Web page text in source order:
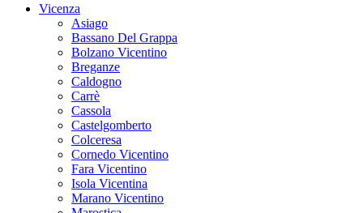
Vicenza
Asiago
Bassano Del Grappa
Bolzano Vicentino
Breganze
Caldogno
Carrè
Cassola
Castelgomberto
Colceresa
Cornedo Vicentino
Fara Vicentino
Isola Vicentina
Marano Vicentino